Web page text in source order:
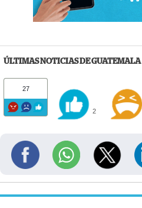
ÚLTIMAS NOTICIAS DE GUATEMALA
27
2